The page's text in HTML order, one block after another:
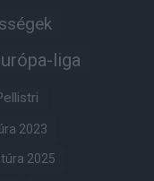
liga
2023
2025